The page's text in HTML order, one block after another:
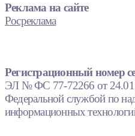
Реклама на сайте
Росреклама
Регистрационный номер
ЭЛ № ФС 77-72266 от
Федеральной службой по
информационных